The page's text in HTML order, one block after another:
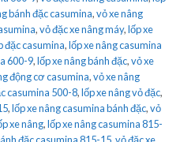
bánh đặc casumina,vỏ xe nâng
,vỏ đặc xe nâng máy,lốp xe
đặc casumina,lốp xe nâng casumina
600-9,lốp xe nâng bánh đặc,vỏ xe
động cơ casumina,vỏ xe nâng
casumina 500-8,lốp xe nâng vỏ đặc,
,lốp xe nâng casumina bánh đặc,vỏ
xe nâng,lốp xe nâng casumina 815-